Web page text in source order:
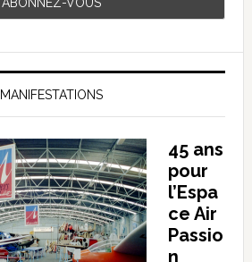
MANIFESTATIONS
45 ans
pour
l’Espa
ce Air
Passio
n